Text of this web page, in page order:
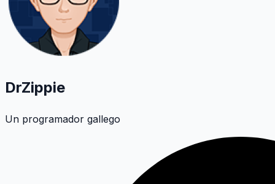
DrZippie
Un programador gallego